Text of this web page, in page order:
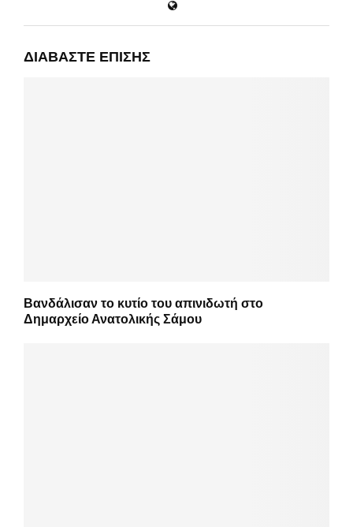
ΔΙΑΒΆΣΤΕ ΕΠΊΣΗΣ
Βανδάλισαν το κυτίο του απινιδωτή στο
Δημαρχείο Ανατολικής Σάμου